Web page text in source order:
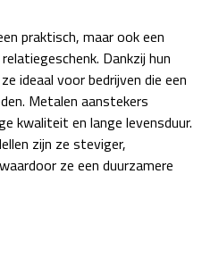
praktisch, maar ook een
Dankzij hun
ideaal voor bedrijven die een
Metalen aanstekers
kwaliteit en lange levensduur.
zijn ze steviger,
ze een duurzamere